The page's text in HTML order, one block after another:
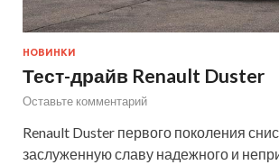
НОВИНКИ
Тест-драйв Renault Duster
Оставьте комментарий
Renault Duster первого поколения
заслуженную славу надежного и